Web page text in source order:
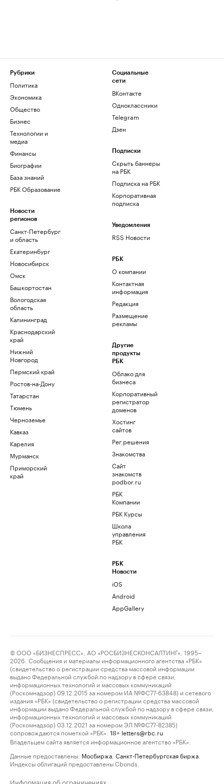
Рубрики
Политика
Экономика
Общество
Бизнес
Технологии и
медиа
Финансы
Биографии
База знаний
РБК Образование
Новости
регионов
Санкт-Петербург
и область
Екатеринбург
Новосибирск
Омск
Башкортостан
Вологодская
область
Калининград
Краснодарский
край
Нижний
Новгород
Пермский край
Ростов-на-Дону
Татарстан
Тюмень
Черноземье
Кавказ
Карелия
Мурманск
Приморский
край
Социальные
сети
ВКонтакте
Одноклассники
Telegram
Дзен
Подписки
Скрыть баннеры
на РБК
Подписка на РБК
Корпоративная
подписка
Уведомления
RSS Новости
РБК
О компании
Контактная
информация
Редакция
Размещение
рекламы
Другие
продукты
РБК
Облако для
бизнеса
Корпоративный
регистратор
доменов
Хостинг
сайтов
Рег.решения
Знакомства
Сайт
знакомств
podbor.ru
РБК
Компании
РБК Курсы
Школа
управления
РБК
РБК
Новости
iOS
Android
AppGallery
© ООО «БИЗНЕСПРЕСС», АО «РОСБИЗНЕСКОНСАЛТИНГ», 1995–
2026. Сообщения и материалы информационного агентства «РБК»
(свидетельство о регистрации средства массовой информации
выдано Федеральной службой по надзору в сфере связи,
информационных технологий и массовых коммуникаций
(Роскомнадзор) 09.12.2015 за номером ИА №ФС77-63848) и сетевого
издания «РБК» (свидетельство о регистрации средства массовой
информации выдано Федеральной службой по надзору в сфере связи,
информационных технологий и массовых коммуникаций
(Роскомнадзор) 03.12.2021 за номером ЭЛ №ФС77-82385)
сопровождаются пометкой «РБК».
18+ letters@rbc.ru
Владельцем сайта является информационное агентство «РБК».
Данные предоставлены: Мосбиржа Санкт-Петербургская биржа
Индексы облигаций предоставлены Cbonds.
Информация об ограничениях